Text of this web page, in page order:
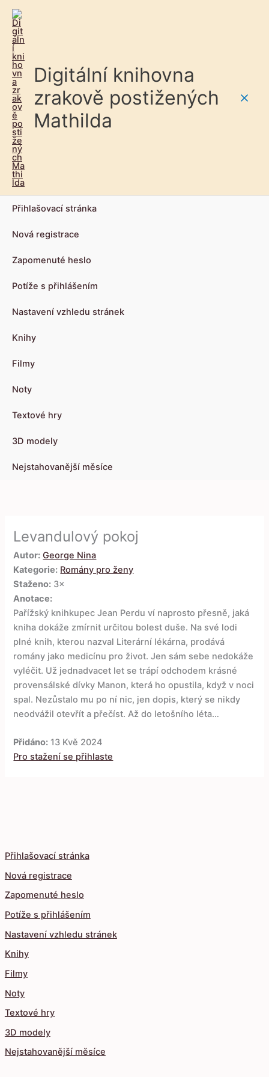
Digitální knihovna
zrakově postižených
Mathilda
Přihlašovací stránka
Nová registrace
Zapomenuté heslo
Potíže s přihlášením
Nastavení vzhledu stránek
Knihy
Filmy
Noty
Textové hry
3D modely
Nejstahovanější měsíce
Přihlašovací stránka
Nová registrace
Zapomenuté heslo
Potíže s přihlášením
Nastavení vzhledu stránek
Knihy
Filmy
Noty
Textové hry
3D modely
Nejstahovanější měsíce
Levandulový pokoj
Autor: George Nina
Kategorie: Romány pro ženy
Staženo: 3×
Anotace:
Pařížský knihkupec Jean Perdu ví naprosto přesně, jaká
kniha dokáže zmírnit určitou bolest duše. Na své lodi
plné knih, kterou nazval Literární lékárna, prodává
romány jako medicínu pro život. Jen sám sebe nedokáže
vyléčit. Už jednadvacet let se trápí odchodem krásné
provensálské dívky Manon, která ho opustila, když v noci
spal. Nezůstalo mu po ní nic, jen dopis, který se nikdy
neodvážil otevřít a přečíst. Až do letošního léta…
Přidáno: 13 Kvě 2024
Pro stažení se přihlaste